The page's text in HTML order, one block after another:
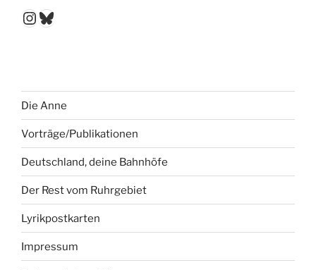
Instagram
Bluesky
Die Anne
Vorträge/Publikationen
Deutschland, deine Bahnhöfe
Der Rest vom Ruhrgebiet
Lyrikpostkarten
Impressum